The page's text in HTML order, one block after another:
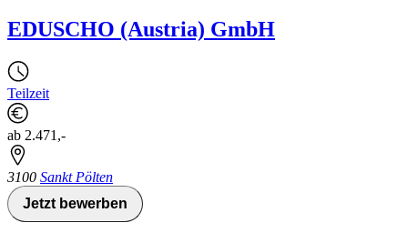
EDUSCHO (Austria) GmbH
Teilzeit
ab 2.471,-
3100 Sankt Pölten
Jetzt bewerben